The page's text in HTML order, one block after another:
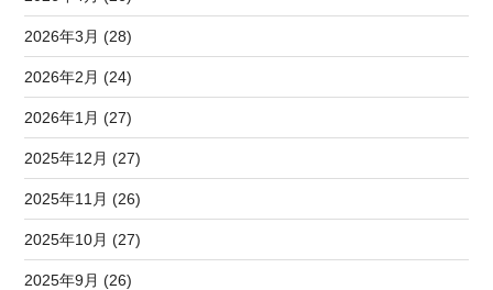
2026年3月 (28)
2026年2月 (24)
2026年1月 (27)
2025年12月 (27)
2025年11月 (26)
2025年10月 (27)
2025年9月 (26)